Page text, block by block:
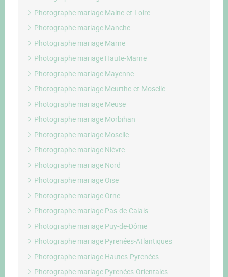
Photographe mariage Maine-et-Loire
Photographe mariage Manche
Photographe mariage Marne
Photographe mariage Haute-Marne
Photographe mariage Mayenne
Photographe mariage Meurthe-et-Moselle
Photographe mariage Meuse
Photographe mariage Morbihan
Photographe mariage Moselle
Photographe mariage Nièvre
Photographe mariage Nord
Photographe mariage Oise
Photographe mariage Orne
Photographe mariage Pas-de-Calais
Photographe mariage Puy-de-Dôme
Photographe mariage Pyrenées-Atlantiques
Photographe mariage Hautes-Pyrenées
Photographe mariage Pyrenées-Orientales